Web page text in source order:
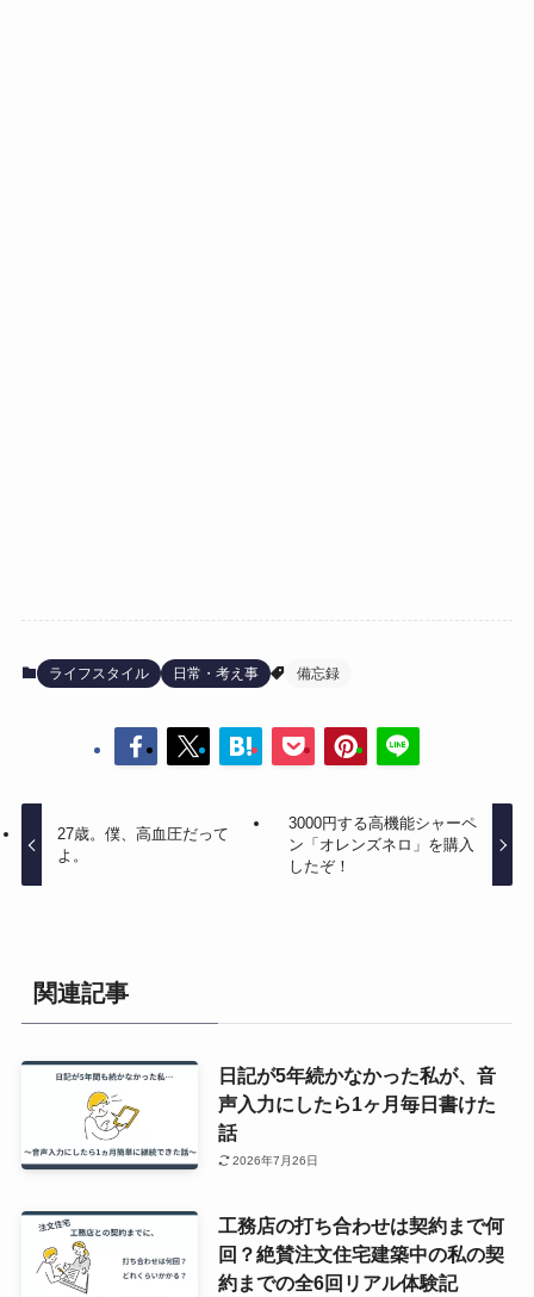
ライフスタイル 日常・考え事 備忘録
27歳。僕、高血圧だって
よ。
3000円する高機能シャーペ
ン「オレンズネロ」を購入
したぞ！
関連記事
日記が5年続かなかった私が、音
声入力にしたら1ヶ月毎日書けた
話
2026年7月26日
工務店の打ち合わせは契約まで何
回？絶賛注文住宅建築中の私の契
約までの全6回リアル体験記